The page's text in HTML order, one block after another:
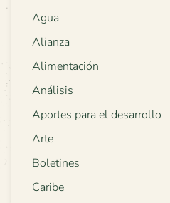
Agua
Alianza
Alimentación
Análisis
Aportes para el desarrollo
Arte
Boletines
Caribe